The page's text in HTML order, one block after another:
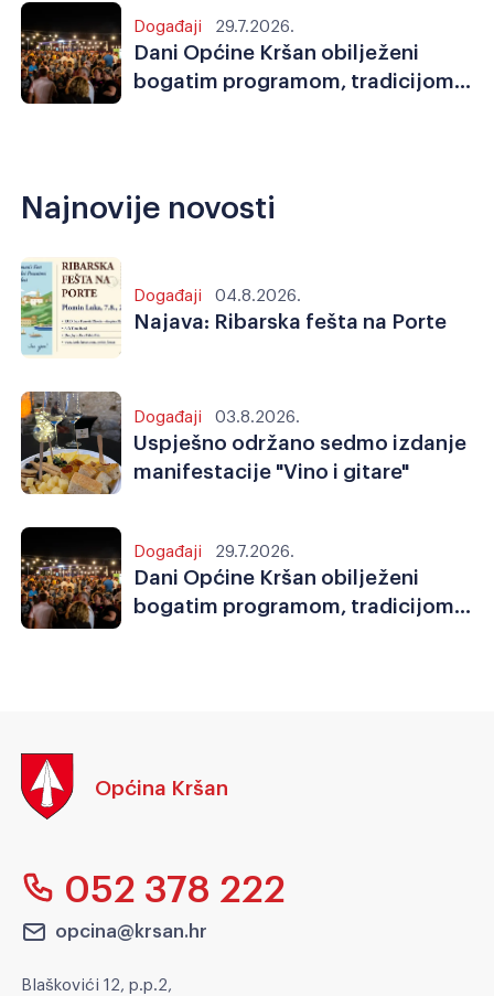
Događaji 29.7.2026.
Dani Općine Kršan obilježeni
bogatim programom, tradicijom,
Najnovije novosti
Događaji 04.8.2026.
Najava: Ribarska fešta na Porte
Događaji 03.8.2026.
Uspješno održano sedmo izdanje
manifestacije "Vino i gitare"
Događaji 29.7.2026.
Dani Općine Kršan obilježeni
bogatim programom, tradicijom,
Općina Kršan
052 378 222
opcina@krsan.hr
Blaškovići 12, p.p.2,